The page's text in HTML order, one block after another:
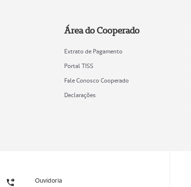
Área do Cooperado
Extrato de Pagamento
Portal TISS
Fale Conosco Cooperado
Declarações
Ouvidoria